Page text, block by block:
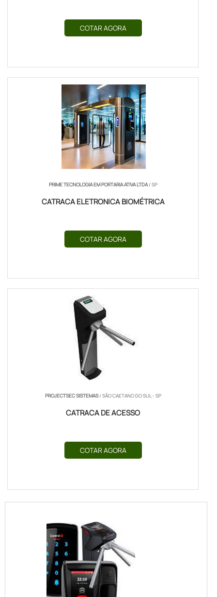
COTAR AGORA
PRIME TECNOLOGIA EM PORTARIA ATIVA LTDA/ SP
CATRACA ELETRONICA BIOMÉTRICA
COTAR AGORA
PROJECTSEC SISTEMAS/ SÃO CAETANO DO SUL - SP
CATRACA DE ACESSO
COTAR AGORA